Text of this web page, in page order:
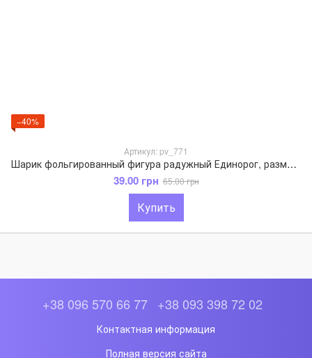
−40%
Артикул: pv_771
Шарик фольгированный фигура радужный Единорог, размер 110х80 см
39.00 грн 65.00 грн
Купить
+38 096 570 66 77 +38 093 398 72 02
Контактная информация
Полная версия сайта